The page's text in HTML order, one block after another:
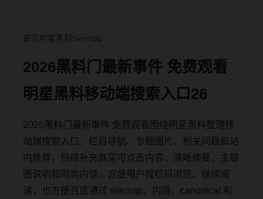
首页明星黑料Sitemap
2026黑料门最新事件 免费观看
明星黑料移动端搜索入口26
2026黑料门最新事件 免费观看围绕明星黑料整理移
动端搜索入口、栏目导航、专题图片、相关问题和站
内推荐，持续补充真实可点击内容、清晰摘要、主题
图说明和同类内链，方便用户按栏目浏览、继续阅
读，也方便百度通过 sitemap、内链、canonical 和